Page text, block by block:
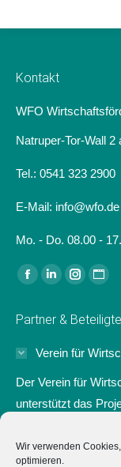
Wir verwenden
optimieren.
Kontakt
WFO
Natruper-Tor-Wall
Tel.: 0541 323 2900
E-Mail: info@wfo.de
Mo. - Do. 08.00 -
Finden Sie uns auf:
Facebook
opens
in
window
Linkedin
opens
window
Instagram
opens
in
window
in
Partner & Beteiligte
Verein für
Der Verein für
unterstützt das
Marketing